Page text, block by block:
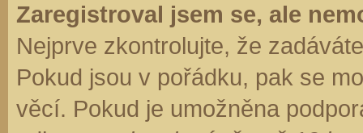
Zaregistroval jsem se, ale
Nejprve zkontrolujte, že
Pokud jsou v pořádku, pak se
věcí. Pokud je umožněna